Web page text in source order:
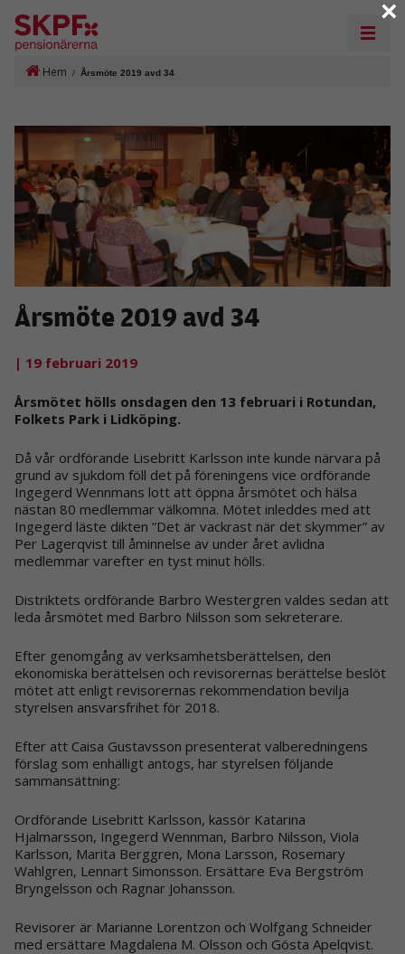
Hem / Årsmöte 2019 avd 34
Årsmöte 2019 avd 34
| 19 februari 2019
Årsmötet hölls onsdagen den 13 februari i Rotundan,
Folkets Park i Lidköping.
Då vår ordförande Lisebritt Karlsson inte kunde närvara på
grund av sjukdom föll det på föreningens vice ordförande
Ingegerd Wennmans lott att öppna årsmötet och hälsa
nästan 80 medlemmar välkomna. Mötet inleddes med att
Ingegerd läste dikten ”Det är vackrast när det skymmer” av
Per Lagerqvist till åminnelse av under året avlidna
medlemmar varefter en tyst minut hölls.
Distriktets ordförande Barbro Westergren valdes sedan att
leda årsmötet med Barbro Nilsson som sekreterare.
Efter genomgång av verksamhetsberättelsen, den
ekonomiska berättelsen och revisorernas berättelse beslöt
mötet att enligt revisorernas rekommendation bevilja
styrelsen ansvarsfrihet för 2018.
Efter att Caisa Gustavsson presenterat valberedningens
förslag som enhälligt antogs, har styrelsen följande
sammansättning:
Ordförande Lisebritt Karlsson, kassör Katarina
Hjalmarsson, Ingegerd Wennman, Barbro Nilsson, Viola
Karlsson, Marita Berggren, Mona Larsson, Rosemary
Wahlgren, Lennart Simonsson. Ersättare Eva Bergström
Bryngelsson och Ragnar Johansson.
Revisorer är Marianne Lorentzon och Wolfgang Schneider
med ersättare Magdalena M. Olsson och Gösta Apelqvist.
×